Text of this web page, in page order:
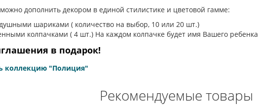
в стиле полиция
дополнить декором в единой стилистике и цветовой гамме:
шариками ( количество на выбор, 10 или 20 шт.)
колпачками ( 4 шт.) На каждом колпачке будет имя Вашего ребенка
в подарок!
коллекцию "Полиция"
Рекомендуемые товары